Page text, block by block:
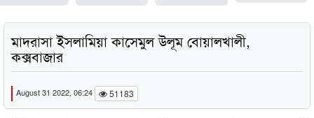
মাদরাসা ইসলামিয়া কাসেমুল উলূম বোয়ালখালী,
কক্সবাজার
August 31 2022, 06:24 51183